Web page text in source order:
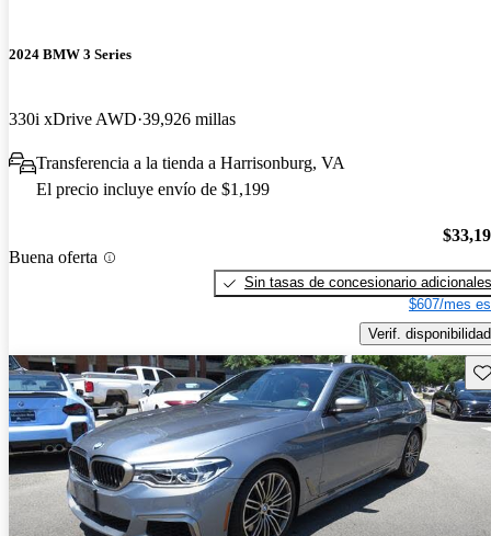
2024 BMW 3 Series
330i xDrive AWD 39,926 millas
Transferencia a la tienda a Harrisonburg, VA
El precio incluye envío de $1,199
Buena oferta
Sin tasas de concesionario adicionales
$607/mes
Verif. disponibilidad